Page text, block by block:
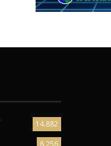
14.882
8.256